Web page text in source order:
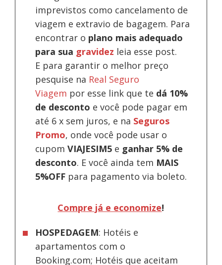
imprevistos como cancelamento de
viagem e extravio de bagagem. Para
encontrar o plano mais adequado
para sua gravidez leia esse post.
E para garantir o melhor preço
pesquise na Real Seguro
Viagem por esse link que te dá 10%
de desconto e você pode pagar em
até 6 x sem juros, e na Seguros
Promo, onde você pode usar o
cupomVIAJESIM5 e ganhar 5% de
desconto. E você ainda tem MAIS
5%OFF para pagamento via boleto.
Compre já e economize!
HOSPEDAGEM: Hotéis e
apartamentos com o
Booking.com; Hotéis que aceitam